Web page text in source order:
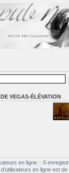
VEGAS-ÉLÉVATION
en ligne :: 0
en ligne est de